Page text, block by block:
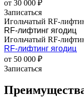
от 30 000 ₽
Записаться
Игольчатый RF-
RF-лифтинг ягодиц
Игольчатый RF-
RF-лифтинг ягодиц
от 50 000 ₽
Записаться